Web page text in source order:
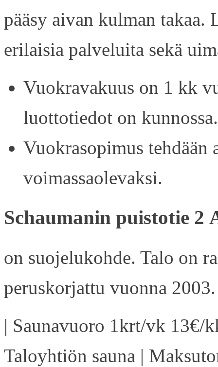
pääsy aivan kulman
erilaisia palveluita sekä
Vuokravakuus on 1 kk
luottotiedot on kunnossa.
Vuokrasopimus tehdään
voimassaolevaksi.
Schaumanin puistotie 2
on suojelukohde. Talo on
peruskorjattu vuonna 2003.
| Saunavuoro 1krt/vk 13€/
Taloyhtiön sauna |